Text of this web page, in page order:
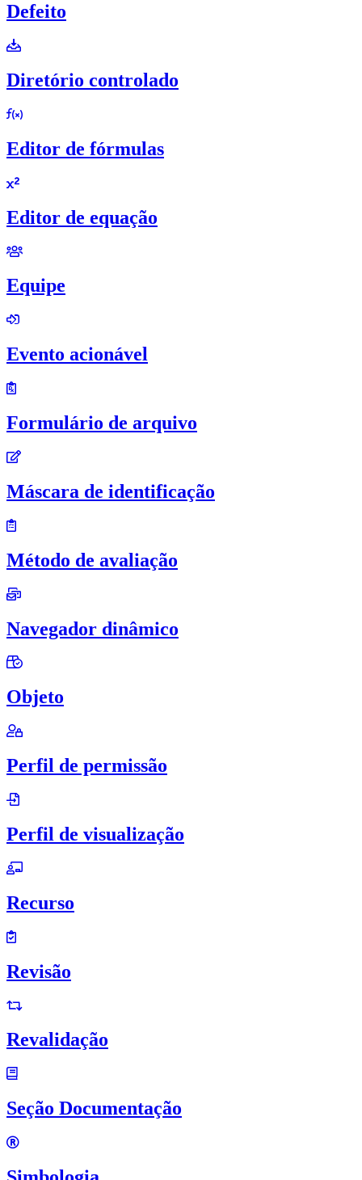
Defeito
Diretório controlado
Editor de fórmulas
Editor de equação
Equipe
Evento acionável
Formulário de arquivo
Máscara de identificação
Método de avaliação
Navegador dinâmico
Objeto
Perfil de permissão
Perfil de visualização
Recurso
Revisão
Revalidação
Seção Documentação